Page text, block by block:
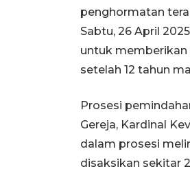
penghormatan
Sabtu, 26 April
untuk
setelah 12 tahun
Prosesi
Gereja, Kardinal
dalam prosesi
disaksikan sekitar